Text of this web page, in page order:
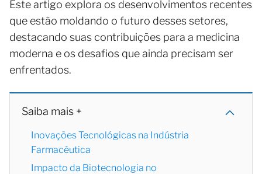
Este artigo explora os desenvolvimentos recentes
que estão moldando o futuro desses setores,
destacando suas contribuições para a medicina
moderna e os desafios que ainda precisam ser
enfrentados.
Saiba mais +
Inovações Tecnológicas na Indústria
Farmacêutica
Impacto da Biotecnologia no